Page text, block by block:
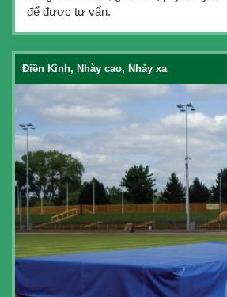
để được tư vấn.
Điền Kinh, Nhày cao, Nhảy xa